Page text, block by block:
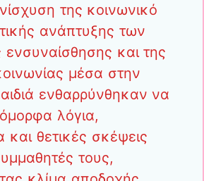
της κοινωνικό
ανάπτυξης των
ενσυναίσθησης και της
μέσα στην
ενθαρρύνθηκαν να
λόγια,
και θετικές σκέψεις
τους,